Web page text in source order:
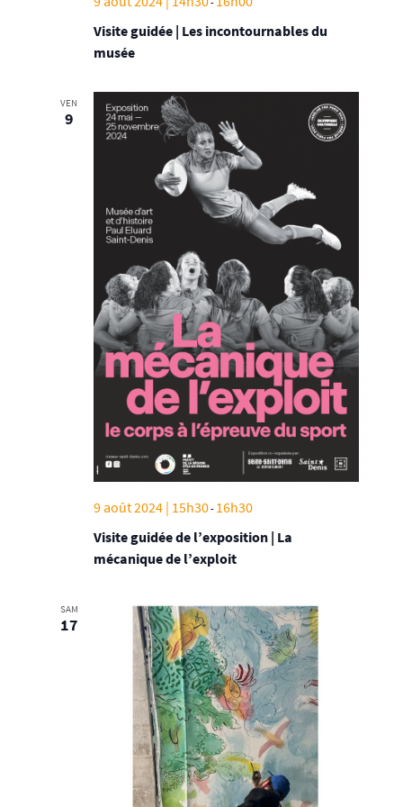
Visite guidée | Les incontournables du
musée
VEN
9
Visite guidée de l’exposition | La
mécanique de l’exploit
9 août 2024 | 15h30- 16h30
SAM
17